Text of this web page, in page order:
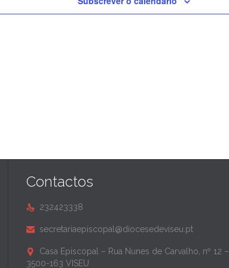
Contactos
 232423338
 secretariaepiscopal@diocesedeviseu.pt

Casa Episcopal – Rua Nunes de Carvalho, nº 12 –
3500-163 VISEU